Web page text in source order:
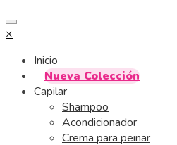
×
Inicio
Nueva Colección
Capilar
Shampoo
Acondicionador
Crema para peinar